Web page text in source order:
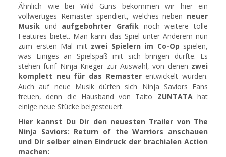
Ähnlich wie bei Wild Guns bekommen wir hier ein
vollwertiges Remaster spendiert, welches neben neuer
Musik und aufgebohrter Grafik noch weitere tolle
Features bietet. Man kann das Spiel unter Anderem nun
zum ersten Mal mit zwei Spielern im Co-Op spielen,
was Einiges an Spielspaß mit sich bringen dürfte. Es
stehen fünf Ninja Krieger zur Auswahl, von denen zwei
komplett neu für das Remasterentwickelt wurden.
Auch auf neue Musik dürfen sich Ninja Saviors Fans
freuen, denn die Hausband von Taito ZUNTATA hat
einige neue Stücke beigesteuert.
Hier kannst Du Dir den neuesten Trailer von The
Ninja Saviors: Return of the Warriors anschauen
und Dir selber einen Eindruck der brachialen Action
machen: